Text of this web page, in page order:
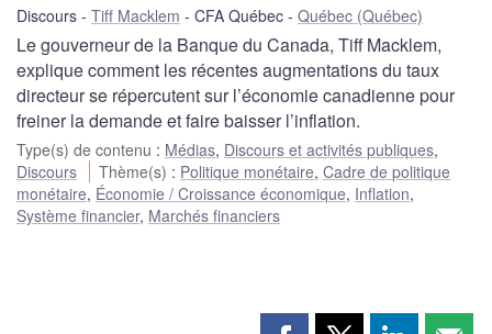
Discours Tiff Macklem CFA Québec Québec (Québec)
Le gouverneur de la Banque du Canada, Tiff Macklem,
explique comment les récentes augmentations du taux
directeur se répercutent sur l’économie canadienne pour
freiner la demande et faire baisser l’inflation.
Type(s) de contenu : Médias, Discours et activités publiques,
Discours
Thème(s) : Politique monétaire,Cadre de politique
monétaire, Économie / Croissance économique, Inflation,
Système financier, Marchés financiers